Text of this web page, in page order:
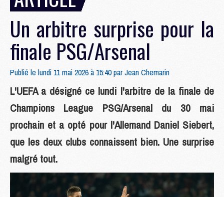
Un arbitre surprise pour la
finale PSG/Arsenal
Publié le lundi 11 mai 2026 à 15:40 parJean Chemarin
L'UEFA a désigné ce lundi l'arbitre de la finale de
Champions League PSG/Arsenal du 30 mai
prochain et a opté pour l'Allemand Daniel Siebert,
que les deux clubs connaissent bien. Une surprise
malgré tout.